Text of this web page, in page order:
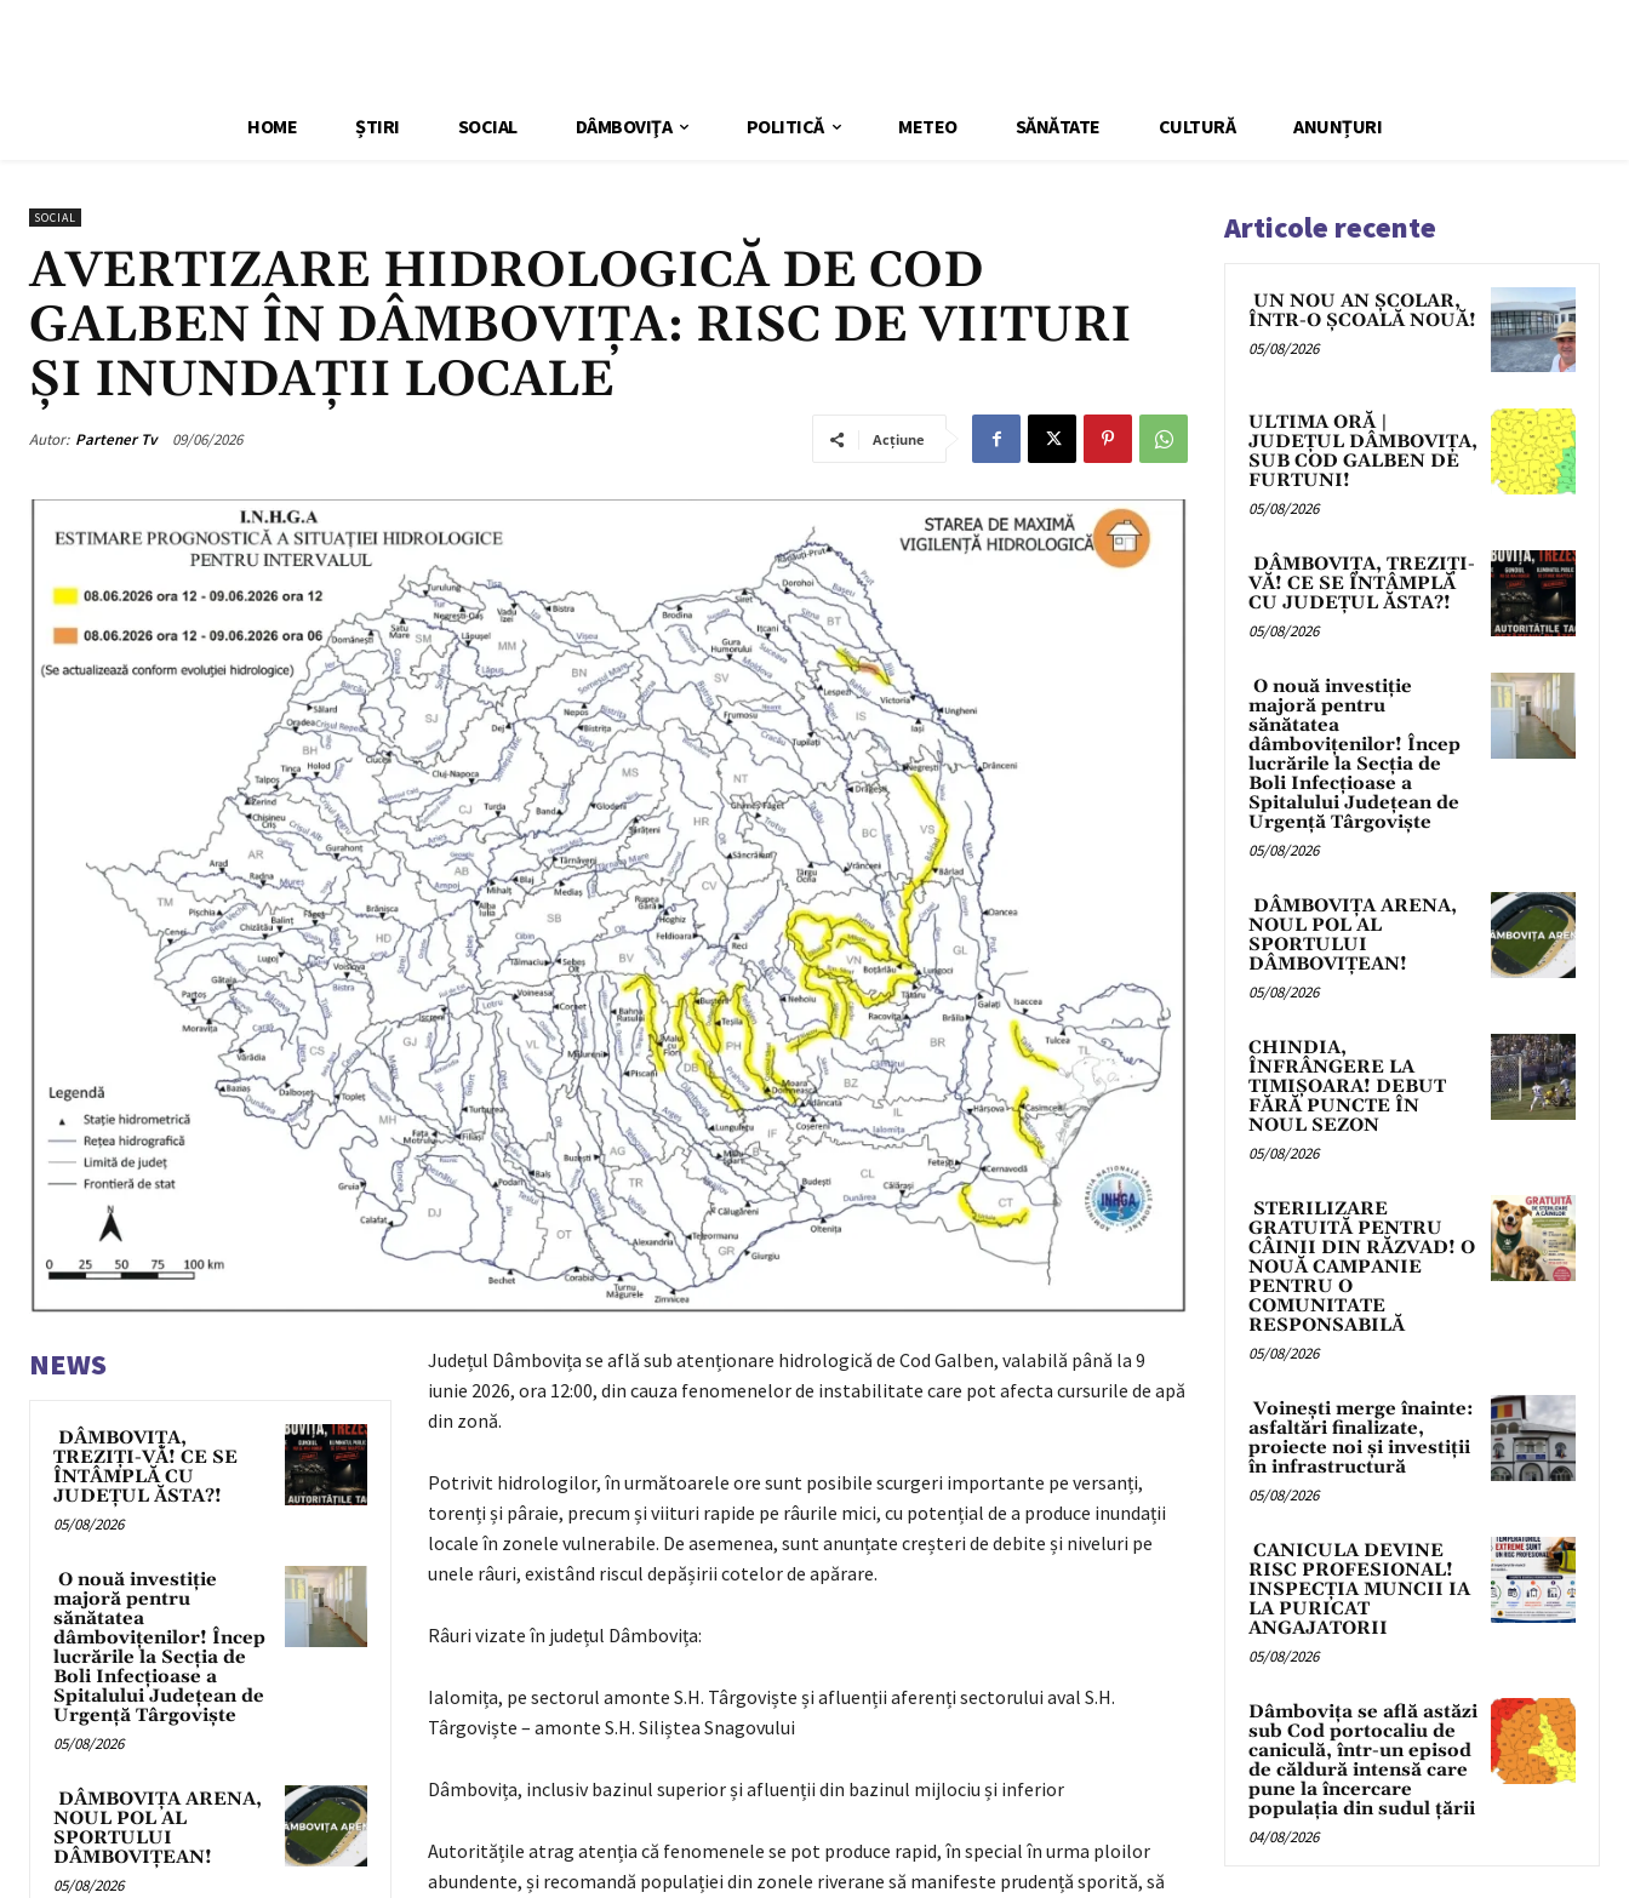
HOME ȘTIRI SOCIAL DÂMBOVIŢA POLITICĂ METEO SĂNĂTATE CULTURĂ ANUNȚURI
SOCIAL
AVERTIZARE HIDROLOGICĂ DE COD
GALBEN ÎN DÂMBOVIȚA: RISC DE VIITURI
ȘI INUNDAȚII LOCALE
Autor: Partener Tv 09/06/2026 Acțiune
NEWS
DÂMBOVIȚA,
TREZIȚI-VĂ! CE SE
ÎNTÂMPLĂ CU
JUDEȚUL ĂSTA?!
05/08/2026
O nouă investiție
majoră pentru
sănătatea
dâmbovițenilor! Încep
lucrările la Secția de
Boli Infecțioase a
Spitalului Județean de
Urgență Târgoviște
05/08/2026
DÂMBOVIȚA ARENA,
NOUL POL AL
SPORTULUI
DÂMBOVIȚEAN!
05/08/2026
Județul Dâmbovița se află sub atenționare hidrologică de Cod Galben, valabilă până la 9
iunie 2026, ora 12:00, din cauza fenomenelor de instabilitate care pot afecta cursurile de apă
din zonă.
Potrivit hidrologilor, în următoarele ore sunt posibile scurgeri importante pe versanți,
torenți și pâraie, precum și viituri rapide pe râurile mici, cu potențial de a produce inundații
locale în zonele vulnerabile. De asemenea, sunt anunțate creșteri de debite și niveluri pe
unele râuri, existând riscul depășirii cotelor de apărare.
Râuri vizate în județul Dâmbovița:
Ialomița, pe sectorul amonte S.H. Târgoviște și afluenții aferenți sectorului aval S.H.
Târgoviște – amonte S.H. Siliștea Snagovului
Dâmbovița, inclusiv bazinul superior și afluenții din bazinul mijlociu și inferior
Autoritățile atrag atenția că fenomenele se pot produce rapid, în special în urma ploilor
abundente, și recomandă populației din zonele riverane să manifeste prudență sporită, să
Articole recente
UN NOU AN ȘCOLAR,
ÎNTR-O ȘCOALĂ NOUĂ!
05/08/2026
ULTIMA ORĂ |
JUDEȚUL DÂMBOVIȚA,
SUB COD GALBEN DE
FURTUNI!
05/08/2026
DÂMBOVIȚA, TREZIȚI-
VĂ! CE SE ÎNTÂMPLĂ
CU JUDEȚUL ĂSTA?!
05/08/2026
O nouă investiție
majoră pentru
sănătatea
dâmbovițenilor! Încep
lucrările la Secția de
Boli Infecțioase a
Spitalului Județean de
Urgență Târgoviște
05/08/2026
DÂMBOVIȚA ARENA,
NOUL POL AL
SPORTULUI
DÂMBOVIȚEAN!
05/08/2026
CHINDIA,
ÎNFRÂNGERE LA
TIMIȘOARA! DEBUT
FĂRĂ PUNCTE ÎN
NOUL SEZON
05/08/2026
STERILIZARE
GRATUITĂ PENTRU
CÂINII DIN RĂZVAD! O
NOUĂ CAMPANIE
PENTRU O
COMUNITATE
RESPONSABILĂ
05/08/2026
Voinești merge înainte:
asfaltări finalizate,
proiecte noi și investiții
în infrastructură
05/08/2026
CANICULA DEVINE
RISC PROFESIONAL!
INSPECȚIA MUNCII IA
LA PURICAT
ANGAJATORII
05/08/2026
Dâmbovița se află astăzi
sub Cod portocaliu de
caniculă, într-un episod
de căldură intensă care
pune la încercare
populația din sudul țării
04/08/2026